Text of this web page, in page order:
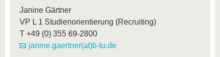
Janine Gärtner
VP L 1 Studienorientierung (Recruiting)
T +49 (0) 355 69-2800
janine.gaertner(at)b-tu.de